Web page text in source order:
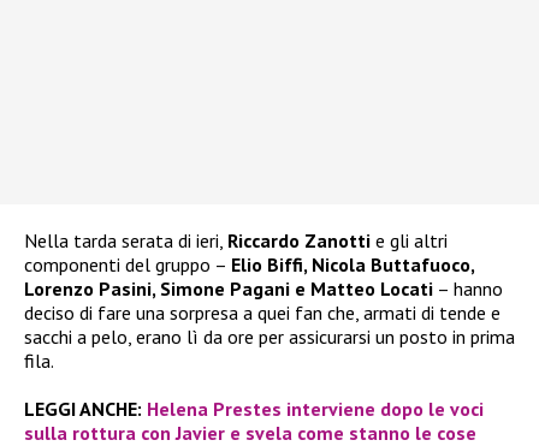
Nella tarda serata di ieri, Riccardo Zanotti e gli altri
componenti del gruppo – Elio Biffi, Nicola Buttafuoco,
Lorenzo Pasini, Simone Pagani e Matteo Locati – hanno
deciso di fare una sorpresa a quei fan che, armati di tende e
sacchi a pelo, erano lì da ore per assicurarsi un posto in prima
fila.
LEGGI ANCHE: Helena Prestes interviene dopo le voci
sulla rottura con Javier e svela come stanno le cose